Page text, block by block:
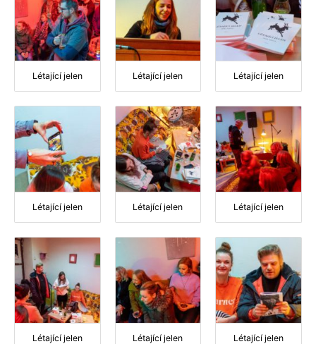
Létající jelen Létající jelen Létající jelen
Létající jelen Létající jelen Létající jelen
Létající jelen Létající jelen Létající jelen